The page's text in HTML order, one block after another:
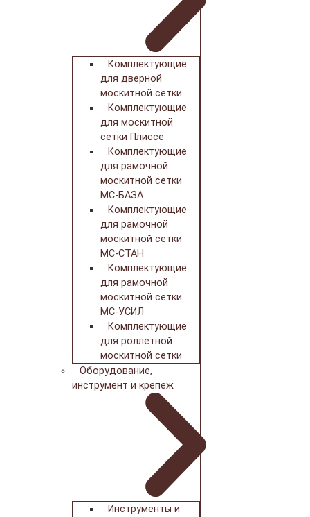
Комплектующие
для дверной
москитной сетки
Комплектующие
для москитной
сетки Плиссе
Комплектующие
для рамочной
москитной сетки
МС-БАЗА
Комплектующие
для рамочной
москитной сетки
МС-СТАН
Комплектующие
для рамочной
москитной сетки
МС-УСИЛ
Комплектующие
для роллетной
москитной сетки
Оборудование,
инструмент и крепеж
Инструменты и